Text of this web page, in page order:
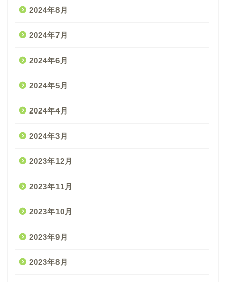
2024年8月
2024年7月
2024年6月
2024年5月
2024年4月
2024年3月
2023年12月
2023年11月
2023年10月
2023年9月
2023年8月